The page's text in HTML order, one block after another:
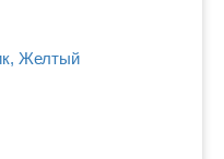
Желтый